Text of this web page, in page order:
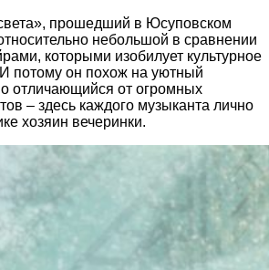
прошедший в Юсуповском
небольшой в сравнении
которыми изобилует культурное
потому он похож на уютный
отличающийся от огромных
– здесь каждого музыканта лично
хозяин вечеринки.